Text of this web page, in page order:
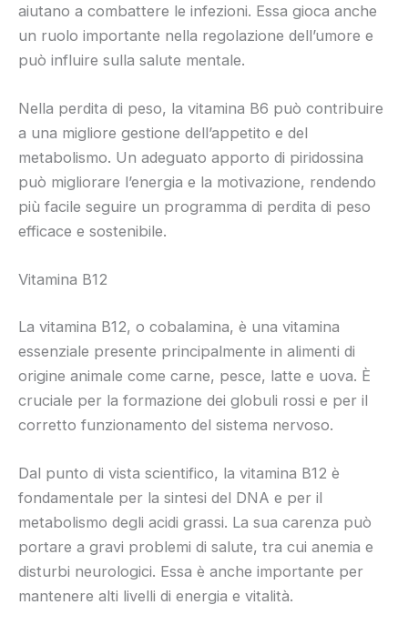
aiutano a combattere le infezioni. Essa gioca anche
un ruolo importante nella regolazione dell’umore e
può influire sulla salute mentale.
Nella perdita di peso, la vitamina B6 può contribuire
a una migliore gestione dell’appetito e del
metabolismo. Un adeguato apporto di piridossina
può migliorare l’energia e la motivazione, rendendo
più facile seguire un programma di perdita di peso
efficace e sostenibile.
Vitamina B12
La vitamina B12, o cobalamina, è una vitamina
essenziale presente principalmente in alimenti di
origine animale come carne, pesce, latte e uova. È
cruciale per la formazione dei globuli rossi e per il
corretto funzionamento del sistema nervoso.
Dal punto di vista scientifico, la vitamina B12 è
fondamentale per la sintesi del DNA e per il
metabolismo degli acidi grassi. La sua carenza può
portare a gravi problemi di salute, tra cui anemia e
disturbi neurologici. Essa è anche importante per
mantenere alti livelli di energia e vitalità.